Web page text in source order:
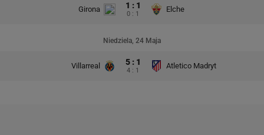
Girona 1 : 1
0 : 1
Elche
Niedziela, 24 Maja
Villarreal 5 : 1
4 : 1
Atletico Madryt